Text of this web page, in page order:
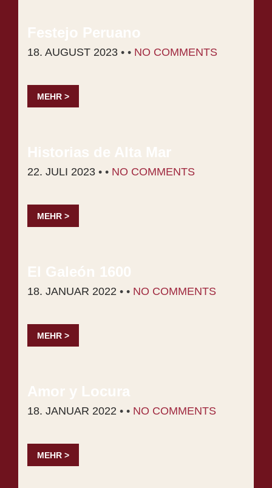
Fes­te­jo Pe­ru­a­no
18. AUGUST 2023 • • NO COMMENTS
MEHR >
His­to­ri­as de Al­ta Mar
22. JULI 2023 • • NO COMMENTS
MEHR >
El Ga­león 1600
18. JANUAR 2022 • • NO COMMENTS
MEHR >
Amor y Lo­cu­ra
18. JANUAR 2022 • • NO COMMENTS
MEHR >